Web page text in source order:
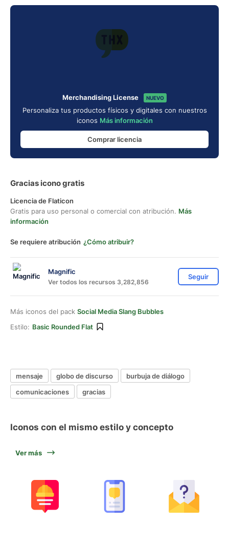
Merchandising License NUEVO
Personaliza tus productos físicos y digitales con nuestros
iconos Más información
Comprar licencia
Gracias icono gratis
Licencia de Flaticon
Gratis para uso personal o comercial con atribución. Más
información
Se requiere atribución ¿Cómo atribuir?
Magnific
Ver todos los recursos 3,282,856
Seguir
Más iconos del pack Social Media Slang Bubbles
Estilo: Basic Rounded Flat
mensaje globo de discurso
burbuja de diálogo
comunicaciones
gracias
Iconos con el mismo estilo y concepto
Ver más